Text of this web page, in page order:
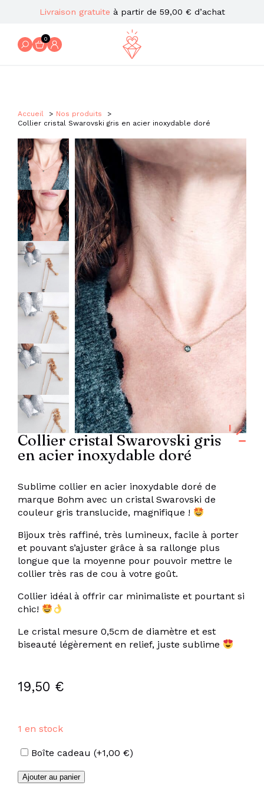
Livraison gratuite à partir de 59,00 € d’achat
0
Accueil
Nos produits
Collier cristal Swarovski gris en acier inoxydable doré
Collier cristal Swarovski gris
en acier inoxydable doré
Sublime collier en acier inoxydable doré de
marque Bohm avec un cristal Swarovski de
couleur gris translucide, magnifique !
Bijoux très raffiné, très lumineux, facile à porter
et pouvant s’ajuster grâce à sa rallonge plus
longue que la moyenne pour pouvoir mettre le
collier très ras de cou à votre goût.
Collier idéal à offrir car minimaliste et pourtant si
chic!
Le cristal mesure 0,5cm de diamètre et est
biseauté légèrement en relief, juste sublime
19,50 €
1 en stock
Options
Boîte cadeau (+1,00 €)
quantité
Ajouter au panier